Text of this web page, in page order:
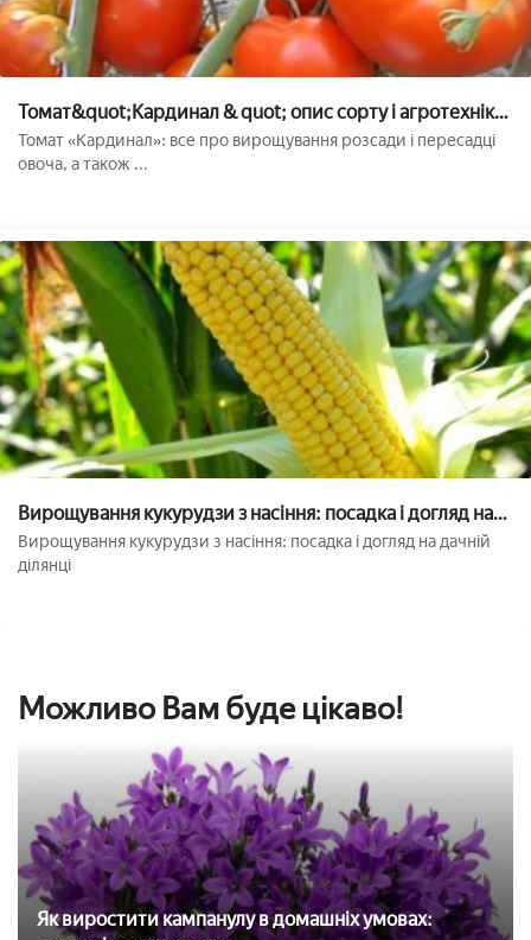
Томат&quot;Кардинал & quot; опис сорту і агротехніка
вирощування
Томат «Кардинал»: все про вирощування розсади і пересадці
овоча, а також ...
Вирощування кукурудзи з насіння: посадка і догляд на
дачній ділянці
Вирощування кукурудзи з насіння: посадка і догляд на дачній
ділянці
Можливо Вам буде цікаво!
Як виростити кампанулу в домашніх умовах: